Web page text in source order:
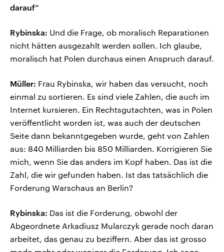
darauf“
Rybinska: Und die Frage, ob moralisch Reparationen
nicht hätten ausgezahlt werden sollen. Ich glaube,
moralisch hat Polen durchaus einen Anspruch darauf.
Müller: Frau Rybinska, wir haben das versucht, noch
einmal zu sortieren. Es sind viele Zahlen, die auch im
Internet kursieren. Ein Rechtsgutachten, was in Polen
veröffentlicht worden ist, was auch der deutschen
Seite dann bekanntgegeben wurde, geht von Zahlen
aus: 840 Milliarden bis 850 Milliarden. Korrigieren Sie
mich, wenn Sie das anders im Kopf haben. Das ist die
Zahl, die wir gefunden haben. Ist das tatsächlich die
Forderung Warschaus an Berlin?
Rybinska: Das ist die Forderung, obwohl der
Abgeordnete Arkadiusz Mularczyk gerade noch daran
arbeitet, das genau zu beziffern. Aber das ist grosso